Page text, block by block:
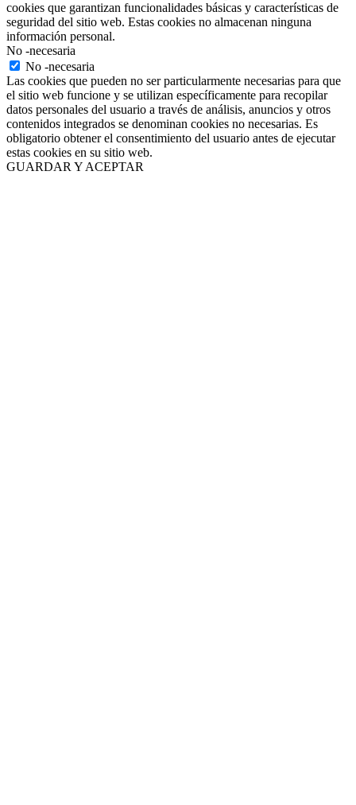
cookies que garantizan funcionalidades básicas y características de
seguridad del sitio web. Estas cookies no almacenan ninguna
información personal.
No -necesaria
No -necesaria
Las cookies que pueden no ser particularmente necesarias para que
el sitio web funcione y se utilizan específicamente para recopilar
datos personales del usuario a través de análisis, anuncios y otros
contenidos integrados se denominan cookies no necesarias. Es
obligatorio obtener el consentimiento del usuario antes de ejecutar
estas cookies en su sitio web.
GUARDAR Y ACEPTAR